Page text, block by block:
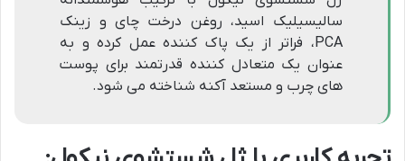
سالیسیلیک اسید، روغن درخت چای و زینک
PCA، فراتر از یک پاک کننده عمل کرده و به
عنوان یک متعادل کننده قدرتمند برای پوست
های چرب و مستعد آکنه شناخته می شود.